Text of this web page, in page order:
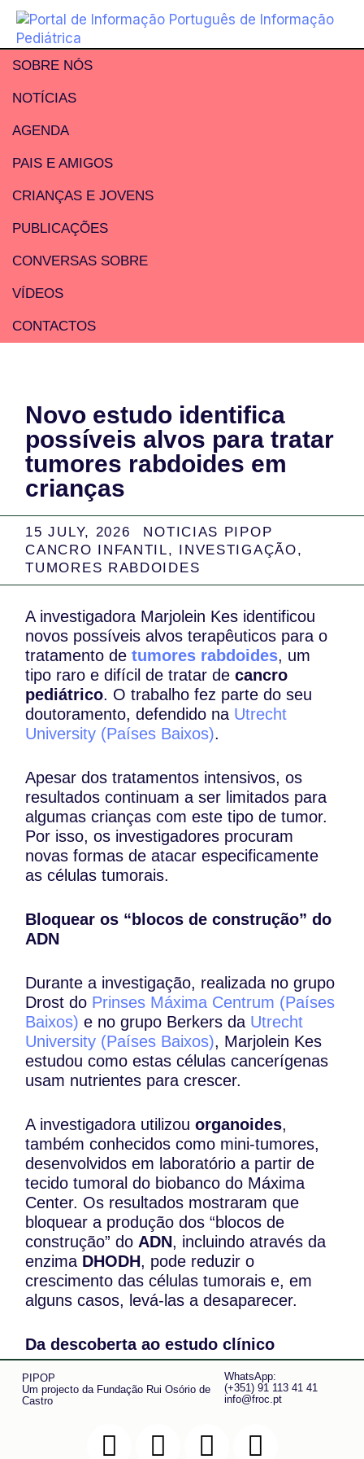
SOBRE NÓS
NOTÍCIAS
AGENDA
PAIS E AMIGOS
CRIANÇAS E JOVENS
PUBLICAÇÕES
CONVERSAS SOBRE
VÍDEOS
CONTACTOS
Novo estudo identifica
possíveis alvos para tratar
tumores rabdoides em
crianças
15 JULY, 2026
NOTICIAS PIPOP
CANCRO INFANTIL, INVESTIGAÇÃO,
TUMORES RABDOIDES
A investigadora Marjolein Kes identificou
novos possíveis alvos terapêuticos para o
tratamento detumores rabdoides, um
tipo raro e difícil de tratar decancro
pediátrico. O trabalho fez parte do seu
doutoramento, defendido na Utrecht
University (Países Baixos)⁠.
Apesar dos tratamentos intensivos, os
resultados continuam a ser limitados para
algumas crianças com este tipo de tumor.
Por isso, os investigadores procuram
novas formas de atacar especificamente
as células tumorais.
Bloquear os “blocos de construção” do
ADN
Durante a investigação, realizada no grupo
Drost do Prinses Máxima Centrum (Países
Baixos) ⁠ e no grupo Berkers da Utrecht
University (Países Baixos)⁠, Marjolein Kes
estudou como estas células cancerígenas
usam nutrientes para crescer.
A investigadora utilizouorganoides,
também conhecidos como mini-tumores,
desenvolvidos em laboratório a partir de
tecido tumoral do biobanco do Máxima
Center. Os resultados mostraram que
bloquear a produção dos “blocos de
construção” doADN, incluindo através da
enzima DHODH, pode reduzir o
crescimento das células tumorais e, em
alguns casos, levá-las a desaparecer.
Da descoberta ao estudo clínico
Depois do doutoramento, Marjolein Kes vai
continuar a trabalhar no Máxima Center,
PIPOP
Um projecto da Fundação Rui Osório de
Castro
WhatsApp:
(+351) 91 113 41 41
info@froc.pt